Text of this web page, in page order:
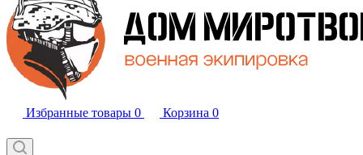
Избранные товары 0 Корзина 0